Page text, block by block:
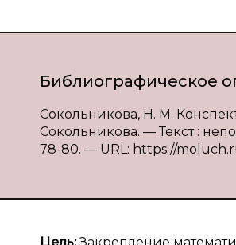
Библиографическое
Сокольникова, Н. М.
Сокольникова. — Текст :
78-80. — URL: https://